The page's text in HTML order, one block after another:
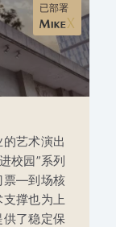
已部署
艺术演出
校园”系列
票—到场核
撑也为上
了稳定保